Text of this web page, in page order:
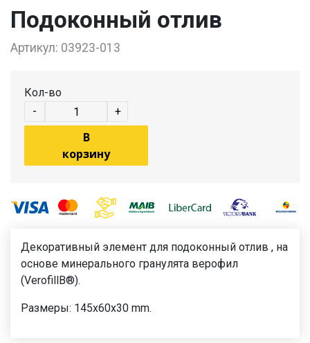
Подоконный отлив
Артикул: 03923-013
Кол-во
-
+
В
корзину
Декоративный элемент для подоконный отлив , на
основе минерального гранулята верофил
(VerofillВ®).
Размеры: 145х60х30 mm.